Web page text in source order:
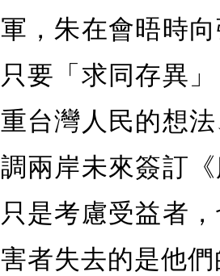
軍，朱在會晤時
只要「求同存異
重台灣人民的想
調兩岸未來簽訂
只是考慮受益者
害者失去的是他